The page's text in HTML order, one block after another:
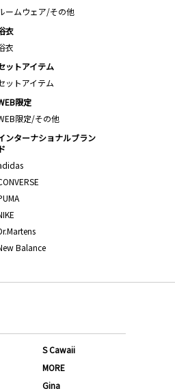
ームウェア/その他
衣
衣
ットアイテム
ットアイテム
限定
限定/その他
ンターナショナルブラン
ド
Balance
S Cawaii
MORE
Gina